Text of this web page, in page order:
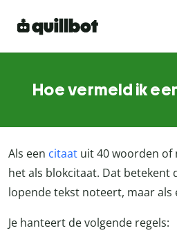
Hoe vermeld ik
Als een citaat uit 40 woorden of
het als blokcitaat. Dat betekent
lopende tekst noteert, maar als
Je hanteert de volgende regels: